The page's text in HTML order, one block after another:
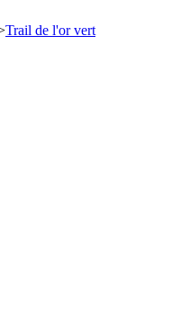
Trail de l'or vert